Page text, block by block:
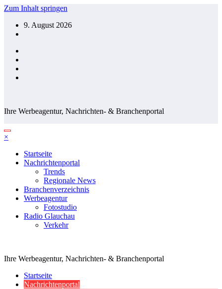
Zum Inhalt springen
9. August 2026
Ihre Werbeagentur, Nachrichten- & Branchenportal
×
Startseite
Nachrichtenportal
Trends
Regionale News
Branchenverzeichnis
Werbeagentur
Fotostudio
Radio Glauchau
Verkehr
Ihre Werbeagentur, Nachrichten- & Branchenportal
Startseite
Nachrichtenportal